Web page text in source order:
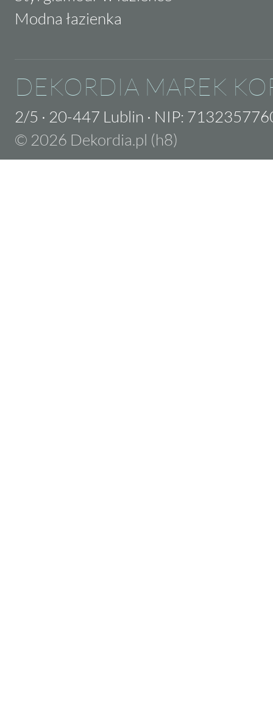
Modna łazienka
DEKORDIA MAREK
2/5 · 20-447 Lublin · NIP:
© 2026 Dekordia.pl (h8)